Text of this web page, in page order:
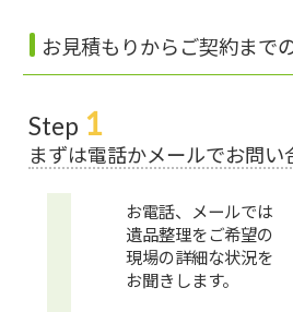
お見積もりからご契約まで
Step 1
まずは電話かメールでお問い
お電話、メールでは
遺品整理をご希望の
現場の詳細な状況を
お聞きします。